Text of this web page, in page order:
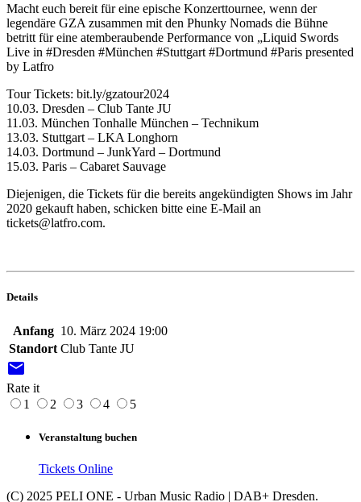
Macht euch bereit für eine epische Konzerttournee, wenn der
legendäre GZA zusammen mit den Phunky Nomads die Bühne
betritt für eine atemberaubende Performance von „Liquid Swords
Live in #Dresden #München #Stuttgart #Dortmund #Paris presented
by Latfro
Tour Tickets: bit.ly/gzatour2024
10.03. Dresden – Club Tante JU
11.03. München Tonhalle München – Technikum
13.03. Stuttgart – LKA Longhorn
14.03. Dortmund – JunkYard – Dortmund
15.03. Paris – Cabaret Sauvage
Diejenigen, die Tickets für die bereits angekündigten Shows im Jahr
2020 gekauft haben, schicken bitte eine E-Mail an
tickets@latfro.com.
Details
Anfang 10. März 2024 19:00
Standort Club Tante JU
email
Rate it
1
2 3 4 5
Veranstaltung buchen
Tickets Online
(C) 2025 PELI ONE - Urban Music Radio | DAB+ Dresden.